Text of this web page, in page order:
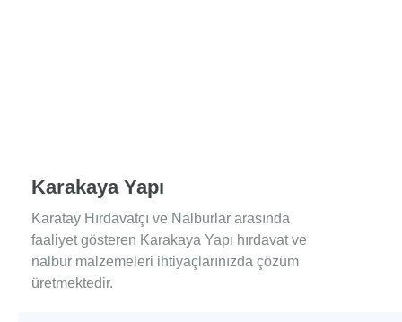
Karakaya Yapı
Karatay Hırdavatçı ve Nalburlar arasında
faaliyet gösteren Karakaya Yapı hırdavat ve
nalbur malzemeleri ihtiyaçlarınızda çözüm
üretmektedir.